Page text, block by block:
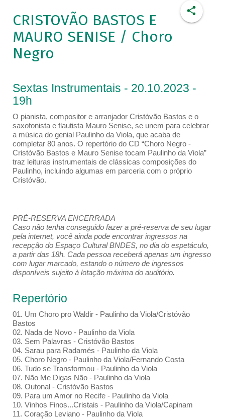
CRISTOVÃO BASTOS E
MAURO SENISE / Choro
Negro
Sextas Instrumentais - 20.10.2023 -
19h
O pianista, compositor e arranjador Cristóvão Bastos e o
saxofonista e flautista Mauro Senise, se unem para celebrar
a música do genial Paulinho da Viola, que acaba de
completar 80 anos. O repertório do CD “Choro Negro -
Cristóvão Bastos e Mauro Senise tocam Paulinho da Viola”
traz leituras instrumentais de clássicas composições do
Paulinho, incluindo algumas em parceria com o próprio
Cristóvão.
PRÉ-RESERVA ENCERRADA
Caso não tenha conseguido fazer a pré-reserva de seu lugar
pela internet, você ainda pode encontrar ingressos na
recepção do Espaço Cultural BNDES, no dia do espetáculo,
a partir das 18h. Cada pessoa receberá apenas um ingresso
com lugar marcado, estando o número de ingressos
disponíveis sujeito à lotação máxima do auditório.
Repertório
01. Um Choro pro Waldir - Paulinho da Viola/Cristóvão
Bastos
02. Nada de Novo - Paulinho da Viola
03. Sem Palavras - Cristóvão Bastos
04. Sarau para Radamés - Paulinho da Viola
05. Choro Negro - Paulinho da Viola/Fernando Costa
06. Tudo se Transformou - Paulinho da Viola
07. Não Me Digas Não - Paulinho da Viola
08. Outonal - Cristóvão Bastos
09. Para um Amor no Recife - Paulinho da Viola
10. Vinhos Finos...Cristais - Paulinho da Viola/Capinam
11. Coração Leviano - Paulinho da Viola